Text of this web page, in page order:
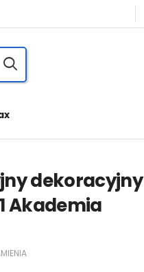
dekoracyjny
Akademia